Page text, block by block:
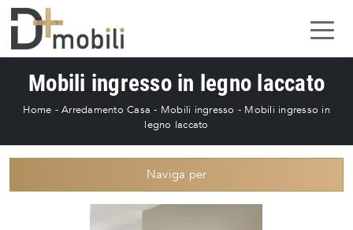
Mobili ingresso in legno laccato
Home - Arredamento Casa - Mobili ingresso - Mobili ingresso in
legno laccato
Naviga per